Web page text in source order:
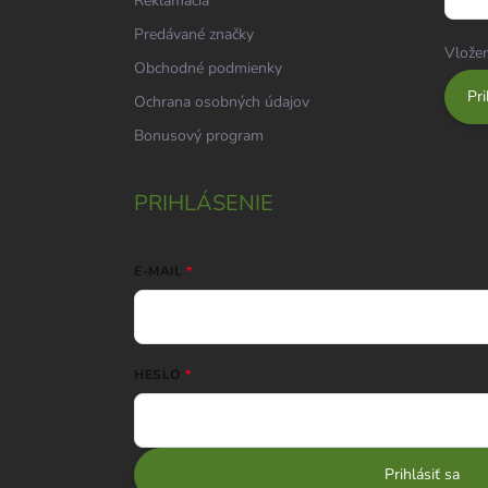
Predávané značky
Obchodné podmienky
Ochrana osobných údajov
Bonusový program
PRIHLÁSENIE
E-MAIL
HESLO
Prihlásiť sa